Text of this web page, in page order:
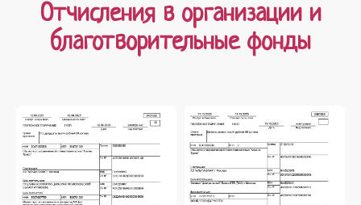
Отчисления в организации и
благотворительные фонды